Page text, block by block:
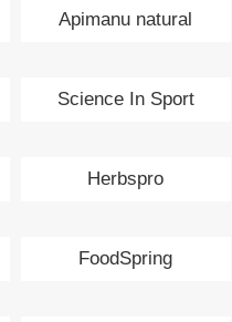
Apimanu natural
Science In Sport
Herbspro
FoodSpring